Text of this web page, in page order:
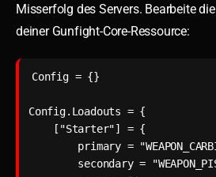
Misserfolg des Servers. Bearbeite die
deiner Gunfight-Core-Ressource:
Config = {}
Config.Loadouts = {